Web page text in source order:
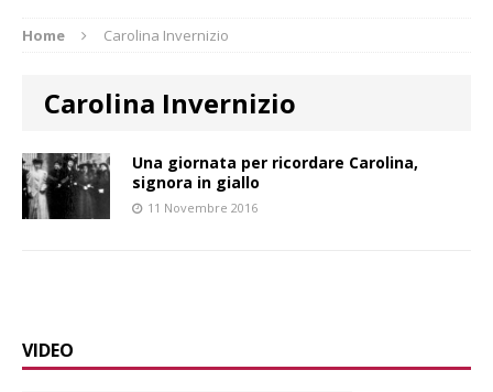
Home Carolina Invernizio
Carolina Invernizio
Una giornata per ricordare Carolina,
signora in giallo
11 Novembre 2016
VIDEO